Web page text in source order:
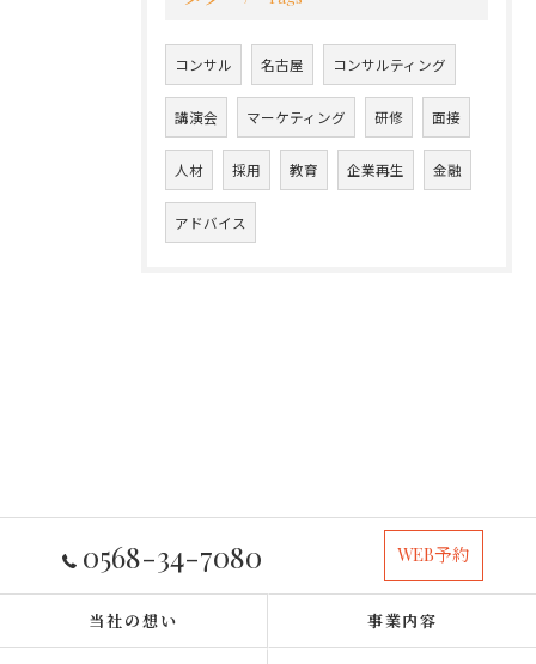
コンサル 名古屋 コンサルティング
講演会 マーケティング 研修 面接
人材 採用 教育 企業再生 金融
アドバイス
0568-34-7080 WEB予約
当社の想い 事業内容